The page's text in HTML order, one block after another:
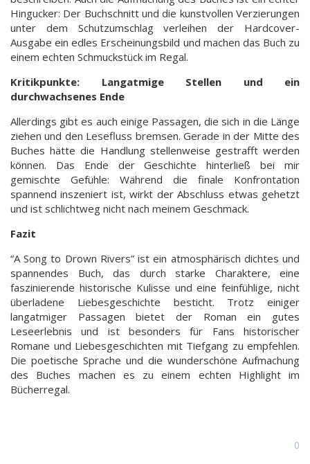
Hingucker: Der Buchschnitt und die kunstvollen Verzierungen
unter dem Schutzumschlag verleihen der Hardcover-
Ausgabe ein edles Erscheinungsbild und machen das Buch zu
einem echten Schmuckstück im Regal.
Kritikpunkte: Langatmige Stellen und ein
durchwachsenes Ende
Allerdings gibt es auch einige Passagen, die sich in die Länge
ziehen und den Lesefluss bremsen. Gerade in der Mitte des
Buches hätte die Handlung stellenweise gestrafft werden
können. Das Ende der Geschichte hinterließ bei mir
gemischte Gefühle: Während die finale Konfrontation
spannend inszeniert ist, wirkt der Abschluss etwas gehetzt
und ist schlichtweg nicht nach meinem Geschmack.
Fazit
“A Song to Drown Rivers” ist ein atmosphärisch dichtes und
spannendes Buch, das durch starke Charaktere, eine
faszinierende historische Kulisse und eine feinfühlige, nicht
überladene Liebesgeschichte besticht. Trotz einiger
langatmiger Passagen bietet der Roman ein gutes
Leseerlebnis und ist besonders für Fans historischer
Romane und Liebesgeschichten mit Tiefgang zu empfehlen.
Die poetische Sprache und die wunderschöne Aufmachung
des Buches machen es zu einem echten Highlight im
Bücherregal.
0